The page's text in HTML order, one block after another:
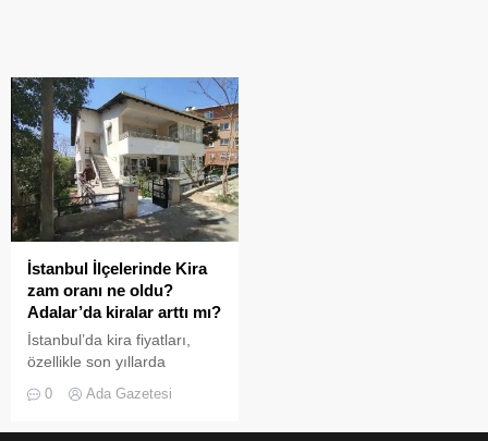
İstanbul İlçelerinde Kira
zam oranı ne oldu?
Adalar’da kiralar arttı mı?
İstanbul’da kira fiyatları,
özellikle son yıllarda
dalgalanmalar ve konut
0 Ada Gazetesi